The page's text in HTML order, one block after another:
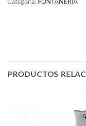
Categoría: FONTANERIA
PRODUCTOS